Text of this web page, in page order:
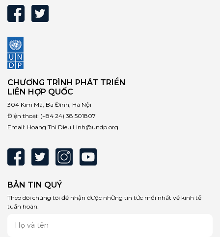
CHƯƠNG TRÌNH PHÁT TRIỂN
LIÊN HỢP QUỐC
304 Kim Mã, Ba Đình, Hà Nội
Điện thoại: (+84 24) 38 501807
Email: Hoang.Thi.Dieu.Linh@undp.org
BẢN TIN QUÝ
Theo dõi chúng tôi để nhận được những tin tức mới nhất về kinh tế
tuần hoàn.